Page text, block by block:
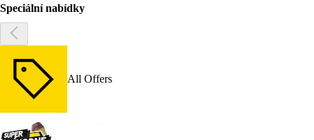
Speciální nabídky
All Offers